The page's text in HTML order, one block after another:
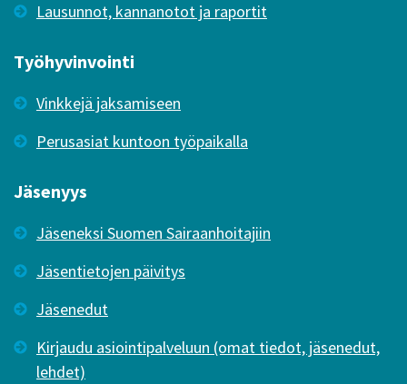
Lausunnot, kannanotot ja raportit
Työhyvinvointi
Vinkkejä jaksamiseen
Perusasiat kuntoon työpaikalla
Jäsenyys
Jäseneksi Suomen Sairaanhoitajiin
Jäsentietojen päivitys
Jäsenedut
Kirjaudu asiointipalveluun (omat tiedot, jäsenedut,
lehdet)